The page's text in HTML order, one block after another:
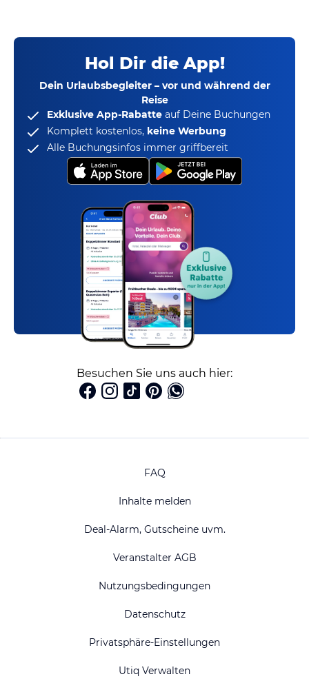
Hol Dir die App!
Dein Urlaubsbegleiter – vor und während der
Reise
Exklusive App-Rabatte auf Deine Buchungen
Komplett kostenlos, keine Werbung
Alle Buchungsinfos immer griffbereit
Besuchen Sie uns auch hier:
FAQ
Inhalte melden
Deal-Alarm, Gutscheine uvm.
Veranstalter AGB
Nutzungsbedingungen
Datenschutz
Privatsphäre-Einstellungen
Utiq Verwalten